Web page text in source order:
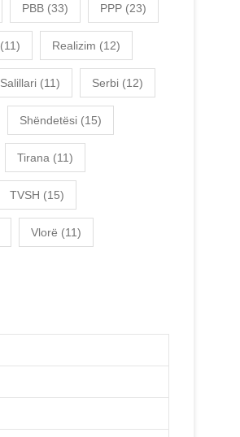
PBB (33) PPP (23)
(11) Realizim (12)
Salillari (11) Serbi (12)
Shëndetësi (15)
Tirana (11)
TVSH (15)
Vlorë (11)